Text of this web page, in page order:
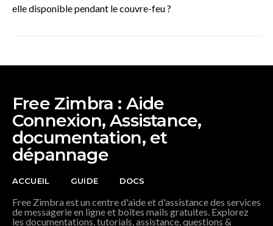
elle disponible pendant le couvre-feu ?
Free Zimbra : Aide
Connexion, Assistance,
documentation, et
dépannage
ACCUEIL GUIDE DOCS
Free Zimbra est un centre d'aide et d'assistance des services
de messagerie en ligne et boîtes mails gratuites. Explorez
les documentations, tutorials, assistance, questions &